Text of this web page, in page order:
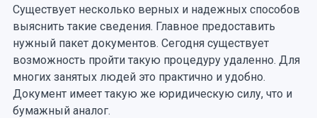
Существует несколько верных и надежных способов
выяснить такие сведения. Главное предоставить
нужный пакет документов. Сегодня существует
возможность пройти такую процедуру удаленно. Для
многих занятых людей это практично и удобно.
Документ имеет такую же юридическую силу, что и
бумажный аналог.